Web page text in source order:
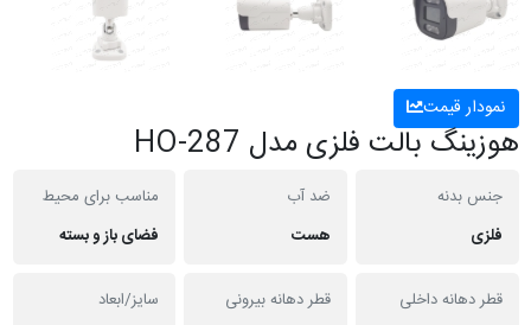
نمودار قیمت
هوزینگ بالت فلزی مدل HO-287
جنس بدنه
فلزی
ضد آب
هست
مناسب برای محیط
فضای باز و بسته
قطر دهانه داخلی
قطر دهانه بیرونی
سایز/ابعاد